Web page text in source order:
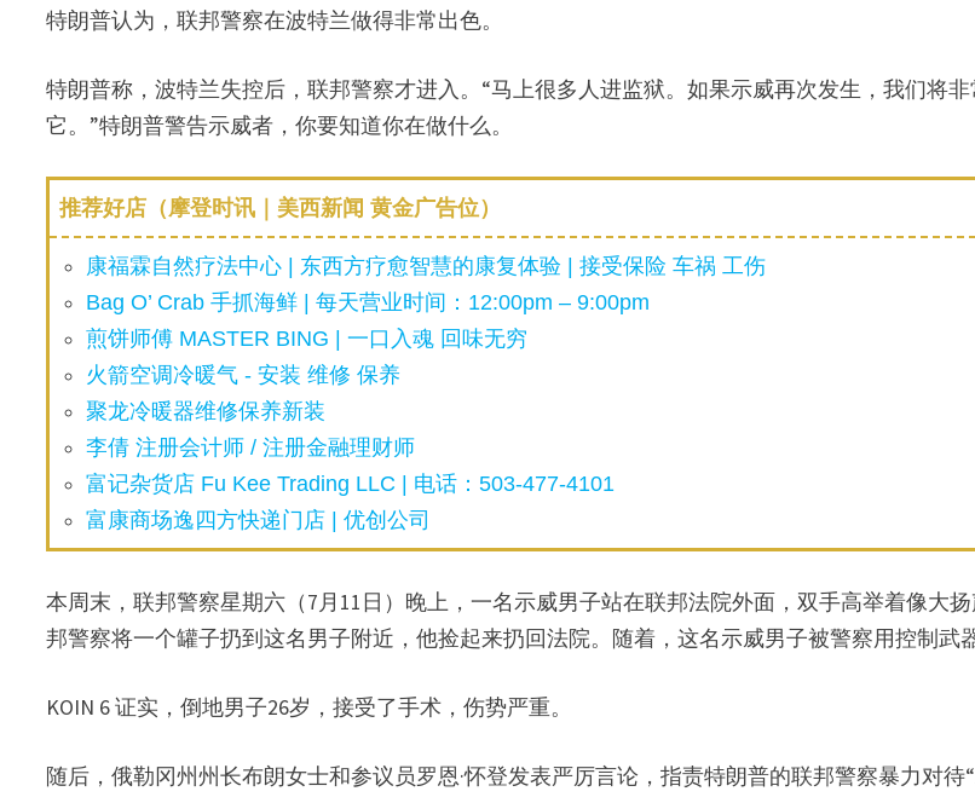
特朗普认为，联邦警察在波特兰做得非常出色。
特朗普称，波特兰失控后，联邦警察才进入。“马上很多人进监狱。如果示威再次发生，我们将
它。”特朗普警告示威者，你要知道你在做什么。
推荐好店（摩登时讯｜美西新闻 黄金广告位）
康福霖自然疗法中心 | 东西方疗愈智慧的康复体验 | 接受保险 车祸 工伤
Bag O’ Crab 手抓海鲜 | 每天营业时间：12:00pm – 9:00pm
煎饼师傅 MASTER BING | 一口入魂 回味无穷
火箭空调冷暖气 - 安装 维修 保养
聚龙冷暖器维修保养新装
李倩 注册会计师 / 注册金融理财师
富记杂货店 Fu Kee Trading LLC | 电话：503-477-4101
富康商场逸四方快递门店 | 优创公司
本周末，联邦警察星期六（7月11日）晚上，一名示威男子站在联邦法院外面，双手高举着像大
邦警察将一个罐子扔到这名男子附近，他捡起来扔回法院。随着，这名示威男子被警察用控制武
KOIN 6 证实，倒地男子26岁，接受了手术，伤势严重。
随后，俄勒冈州州长布朗女士和参议员罗恩·怀登发表严厉言论，指责特朗普的联邦警察暴力对待“